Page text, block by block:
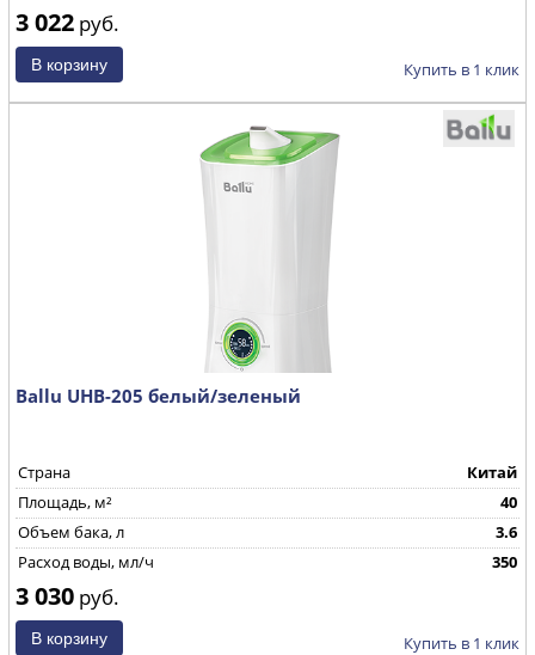
3 022 руб.
Купить в 1 клик
Ballu UHB-205 белый/зеленый
Страна
Китай
Площадь, м²
40
Объем бака, л
3.6
Расход воды, мл/ч
350
3 030 руб.
Купить в 1 клик